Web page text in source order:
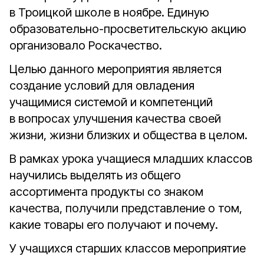
в Троицкой школе в ноябре. Единую
образовательно-просветительскую акцию
организовало Роскачество.
Целью данного мероприятия является
создание условий для овладения
учащимися системой и компетенций
в вопросах улучшения качества своей
жизни, жизни близких и общества в целом.
В рамках урока учащиеся младших классов
научились выделять из общего
ассортимента продукты со знаком
качества, получили представление о том,
какие товары его получают и почему.
У учащихся старших классов мероприятие